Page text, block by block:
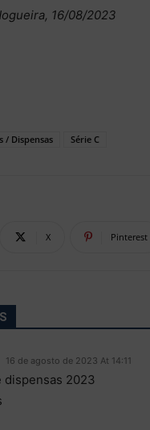
16/08/2023
/ Dispensas Série C
X Pinterest
16 de agosto de 2023 At 14:11
dispensas 2023